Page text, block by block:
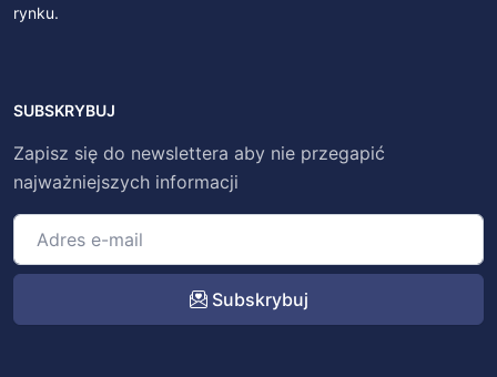
rynku.
SUBSKRYBUJ
Zapisz się do newslettera aby nie przegapić
najważniejszych informacji
Subskrybuj